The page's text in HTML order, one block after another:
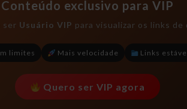
Conteúdo exclusivo para VIP
ser Usuário VIP para visualizar os links de
limites Mais velocidade Links
Quero ser VIP agora